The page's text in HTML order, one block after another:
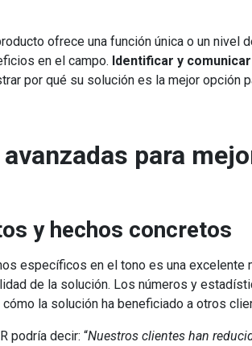
ofrece una función única o un nivel
en el campo. Identificar y
por qué su solución es la mejor opción
para
y hechos concretos
específicos en el tono es una excelente
de la solución. Los números y
cómo la solución ha beneficiado a otros
podría decir: “Nuestros clientes han